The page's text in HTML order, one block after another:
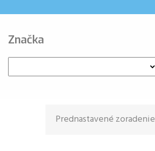
Značka
Prednastavené zoradenie